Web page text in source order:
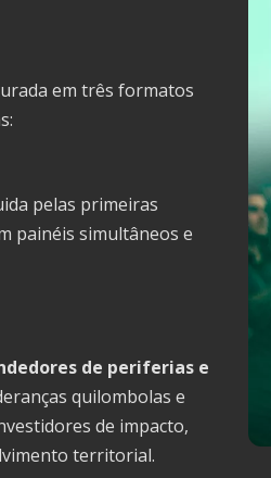
em três formatos
pelas primeiras
painéis simultâneos e
de periferias e
quilombolas e
de impacto,
territorial.